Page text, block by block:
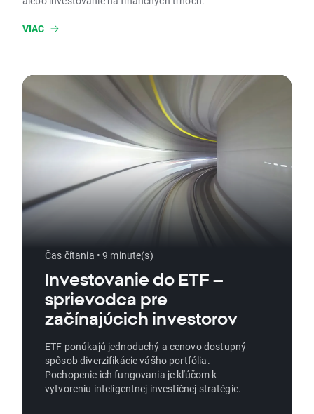
VIAC
Čas čítania • 9 minute(s)
Investovanie do ETF –
sprievodca pre
začínajúcich investorov
ETF ponúkajú jednoduchý a cenovo dostupný
spôsob diverzifikácie vášho portfólia.
Pochopenie ich fungovania je kľúčom k
vytvoreniu inteligentnej investičnej stratégie.